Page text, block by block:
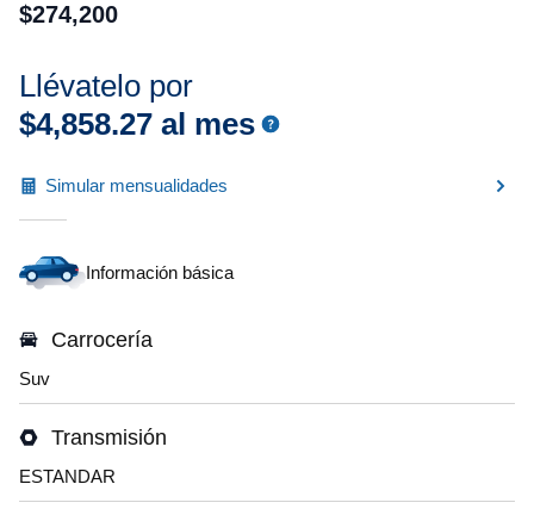
$274,200
Llévatelo por
$4,858.27 al mes
Simular mensualidades
Información básica
Carrocería
Suv
Transmisión
ESTANDAR